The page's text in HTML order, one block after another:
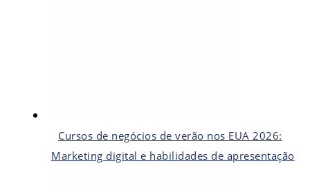
Cursos de negócios de verão nos EUA 2026:
Marketing digital e habilidades de apresentação